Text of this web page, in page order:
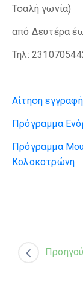
Τσαλή γωνία)
από Δευτέρα
Τηλ:
Αίτηση
Πρόγραμμα
Πρόγραμμα
Κολοκοτρώνη